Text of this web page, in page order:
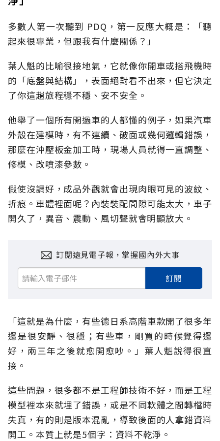
多數人第一次聽到 PDQ，第一反應大概是：「聽
起來很專業，但跟我有什麼關係？」
葉人魁的比喻很接地氣，它就像你開車或搭飛機時
的「底盤與結構」，表面絕對看不出來，但它決定
了你這趟旅程穩不穩、安不安全。
他舉了一個所有開過車的人都懂的例子，如果汽車
外殼在建模時，有不連續、破面或幾何邏輯錯誤，
那麼在沖壓板金加工時，現場人員就得一直調整、
修模、改噴漆參數。
假使沒調好，成品外觀就會出現肉眼可見的波紋、
折痕。車體裡面呢？內裝裝配間隙可能太大，車子
開久了，異音、震動、風切聲就會明顯放大。
訂閱遠見電子報，掌握國內外大事
訂閱
「這就是為什麼，有些德日系高階車款開了很多年
還是很安靜、很穩；有些車，剛買的時候覺得還
好，兩三年之後就愈開愈吵。」葉人魁說得很直
接。
這些問題，很多都不是工程師技術不好，而是工程
模型裡本來就埋了錯誤，或是不同軟體之間轉檔時
失真，有的則是版本混亂，導致後面的人拿錯資料
開工。本質上就是5個字：資料不乾淨。